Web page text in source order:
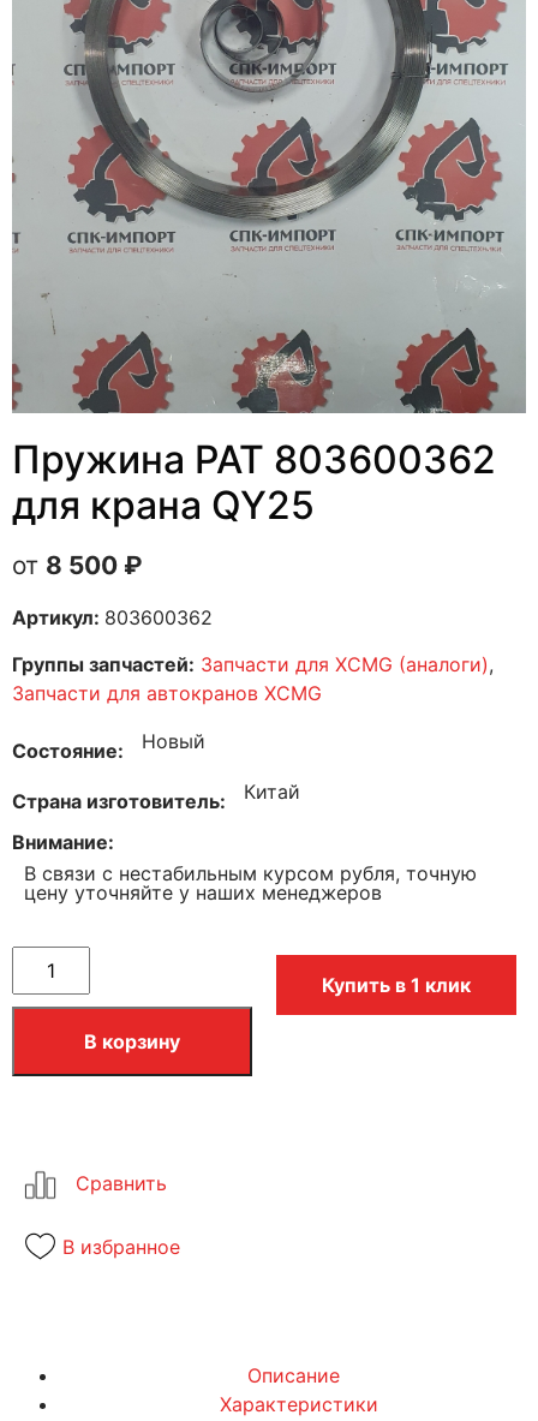
Пружина PAT 803600362
для крана QY25
8 500 ₽
Артикул: 803600362
Группы запчастей: Запчасти для XCMG (аналоги),
Запчасти для автокранов XCMG
Состояние Новый
Страна изготовитель Китай
Внимание
В связи с нестабильным курсом рубля, точную
цену уточняйте у наших менеджеров
В корзину
Купить в 1 клик
В избранное
Описание
Характеристики